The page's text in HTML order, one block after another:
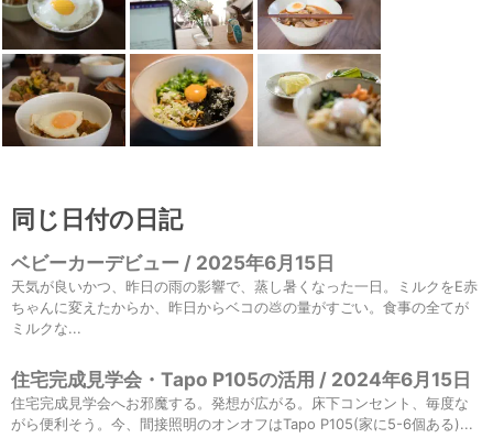
同じ日付の日記
ベビーカーデビュー / 2025年6月15日
天気が良いかつ、昨日の雨の影響で、蒸し暑くなった一日。ミルクをE赤
ちゃんに変えたからか、昨日からベコの💩の量がすごい。食事の全てが
ミルクな...
住宅完成見学会・Tapo P105の活用 / 2024年6月15日
住宅完成見学会へお邪魔する。発想が広がる。床下コンセント、毎度な
がら便利そう。今、間接照明のオンオフはTapo P105(家に5-6個ある)...